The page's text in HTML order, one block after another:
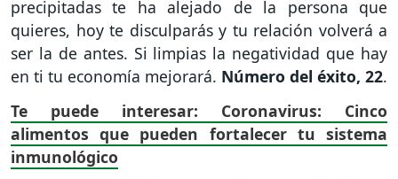
precipitadas te ha alejado de la persona que
quieres, hoy te disculparás y tu relación volverá a
ser la de antes. Si limpias la negatividad que hay
en ti tu economía mejorará. Número del éxito, 22.
Te puede interesar: Coronavirus: Cinco
alimentos que pueden fortalecer tu sistema
inmunológico